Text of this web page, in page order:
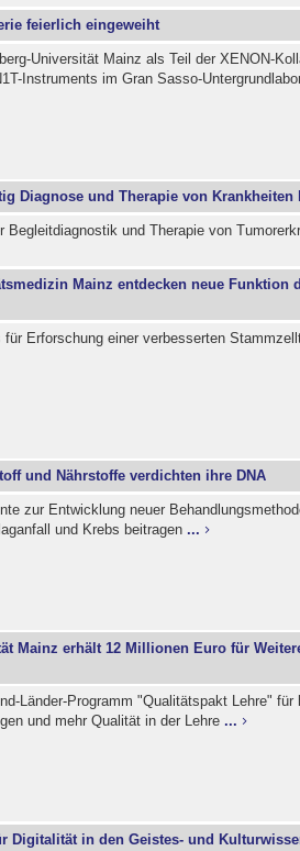
feierlich eingeweiht
Universität Mainz als Teil der XENON-
Instruments im Gran Sasso-
Diagnose und Therapie von Krankheiten
Begleitdiagnostik und Therapie von
Mainz entdecken neue Funktion
für Erforschung einer verbesserten
und Nährstoffe verdichten ihre DNA
zur Entwicklung neuer
und Krebs beitragen...
Mainz erhält 12 Millionen Euro für
Länder-Programm "Qualitätspakt Lehre" für
und mehr Qualität in der Lehre...
Digitalität in den Geistes- und